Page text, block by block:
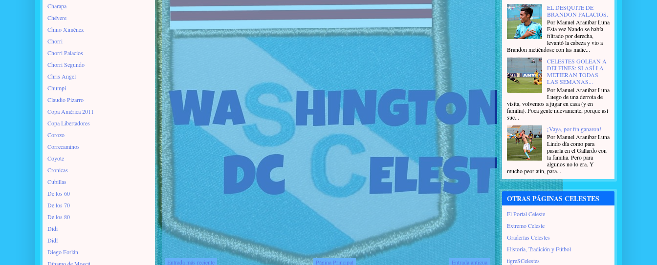
Entrada más reciente Entrada antigua
Página Principal
Charapa
Chévere
Chino Ximénez
Chorri
Chorri Palacios
Chorri Segundo
Chris Angel
Chumpi
Claudio Pizarro
Copa América 2011
Copa Libertadores
Corozo
Correcaminos
Coyote
Cronicas
Cubillas
De los 60
De los 70
De los 80
Didi
Didí
Diego Forlán
Dínamo de Moscú
EL DESQUITE DE
BRANDON PALACIOS.
Por Manuel Araníbar Luna
Esta vez Nando se había
filtrado por derecha,
levantó la cabeza y vio a
Brandon metiéndose con las malic...
CELESTES GOLEAN A
DELFINES: SI ASÍ LA
METIERAN TODAS
LAS SEMANAS...
Por Manuel Araníbar Luna
Luego de una derrota de
visita, volvemos a jugar en casa (y en
familia). Poca gente nuevamente, porque así
suc...
¡Vaya, por fin ganaron!
Por Manuel Araníbar Luna
Lindo día como para
pasarla en el Gallardo con
la familia. Pero para
algunos no lo era. Y
mucho peor aún, para...
OTRAS PÁGINAS CELESTES
El Portal Celeste
Extremo Celeste
Graderías Celestes
Historia, Tradición y Fútbol
tigreSCelestes